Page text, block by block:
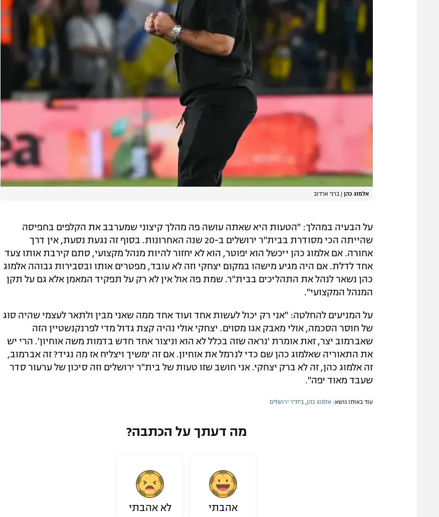
אלמוג כהן | ברני ארדוב
על הבעיה במהלך: "הטעות היא שאתה עושה פה מהלך קיצוני שמערבב את הקלפים בחפיסה
שהייתה הכי מסודרת בבית"ר ירושלים ב-20 שנה האחרונות. בסוף זה נגעת נסעת, אין דרך
אחורה. אם אלמוג כהן ייכשל הוא יפוטר, הוא לא יחזור להיות מנהל מקצועי, סתם קירבת אותו צעד
אחד לדלת. אם היה מגיע מישהו במקום יצחקי וזה לא עובד, מפטרים אותו ובסבירות גבוהה אלמוג
כהן נשאר לנהל את התהליכים בבית"ר. שמת פה אול אין לא רק על תפקיד המאמן אלא גם על תקן
המנהל המקצועי".
על המניעים להחלטה: "אני רק יכול לעשות אחד ועוד אחד ממה שאני מבין ולתאר לעצמי שהיה סוג
של חוסר הסכמה, אולי מאבק אגו מסוים. יצחקי אולי נהיה קצת גדול מדי לפרנקנשטיין הזה
שאברמוב יצר, זאת אומרת 'נראה שזה בכלל לא הוא וניצור אחד חדש בדמות משה אוחיון'. הרי יש
את התאוריה שאלמוג כהן שם כדי לנרמל את אוחיון. אם זה ימשיך ויצליח אז מה נגיד? זה אברמוב,
זה אלמוג כהן, זה לא ברק יצחקי. אני חושב שזו טעות של בית"ר ירושלים וזה סיכון של ערעור סדר
שעבד מאוד יפה".
עוד באותו נושא: אלמוג כהן בית"ר ירושלים
מה דעתך על הכתבה?
אהבתי לא אהבתי